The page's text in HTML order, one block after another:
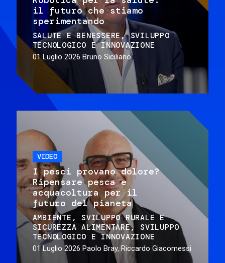
il futuro che stiamo
sperimentando
SALUTE E BENESSERE
SVILUPPO
TECNOLOGICO E INNOVAZIONE
01 Luglio 2026 Bruno Siciliano
VIDEO
I pesci provano dolore?
Ripensare pesca e
acquacoltura per il
futuro del pianeta
AMBIENTE
SVILUPPO RURALE E
SICUREZZA ALIMENTARE
SVILUPPO
TECNOLOGICO E INNOVAZIONE
01 Luglio 2026 Paolo Bray, Riccardo Giacomessi